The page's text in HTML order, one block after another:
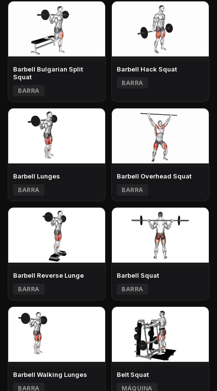
Barbell Bulgarian Split
Squat
BARRA
Barbell Hack Squat
BARRA
Barbell Lunges
BARRA
Barbell Overhead Squat
BARRA
Barbell Reverse Lunge
BARRA
Barbell Squat
BARRA
Barbell Walking Lunges
BARRA
Belt Squat
MÁQUINA